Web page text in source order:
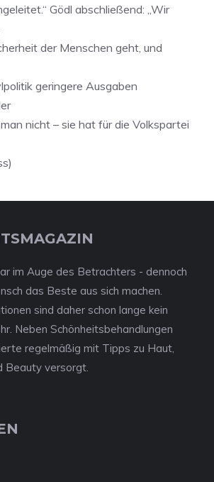
Gödl abschließend: „Wir
der Menschen geht, und
geringere Ausgaben
nicht – sie hat für die Volkspartei
im Auge des Betrachters - dennoch
das Beste aus sich machen.
sind daher schon lange kein
Neben Schönheitsbehandlungen
regelmäßig mit Tipps zu Haut,
Beauty versorgt.